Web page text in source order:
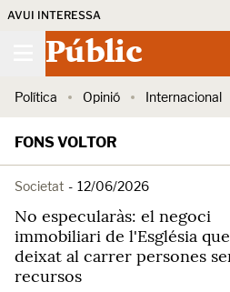
AVUI INTERESSA
Públic
Política Opinió Internacional
FONS VOLTOR
Societat - 12/06/2026
No especularàs: el negoci
immobiliari de l'Església
deixat al carrer persones
recursos